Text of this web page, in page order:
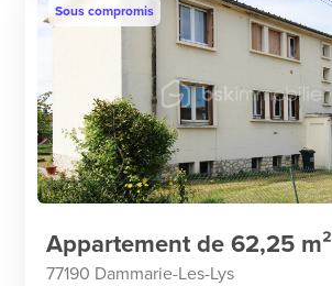
Sous compromis
Appartement de 62,25 m²
77190 Dammarie-Les-Lys